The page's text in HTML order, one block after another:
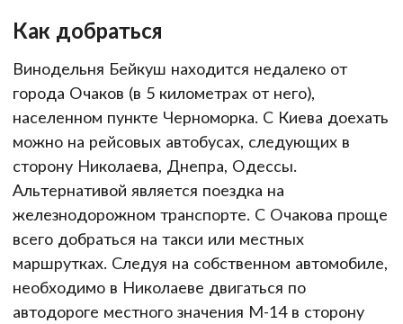
Как добраться
Винодельня Бейкуш находится недалеко от
города Очаков (в 5 километрах от него),
населенном пункте Черноморка. С Киева доехать
можно на рейсовых автобусах, следующих в
сторону Николаева, Днепра, Одессы.
Альтернативой является поездка на
железнодорожном транспорте. С Очакова проще
всего добраться на такси или местных
маршрутках. Следуя на собственном автомобиле,
необходимо в Николаеве двигаться по
автодороге местного значения М-14 в сторону